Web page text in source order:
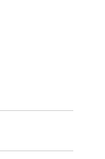
magától